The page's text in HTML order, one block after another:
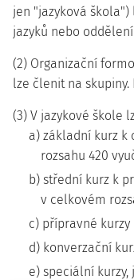
jen "jazyková
jazyků nebo
(2) Organizační
lze členit na skupiny.
(3) V jazykové škole
a) základní kurz k
rozsahu 420
b) střední kurz k
v celkovém
c) přípravné
d) konverzační
e) speciální